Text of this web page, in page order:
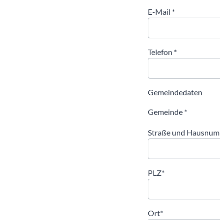
E-Mail
Telefon
Gemeindedaten
Gemeinde
Straße und
PLZ
Ort